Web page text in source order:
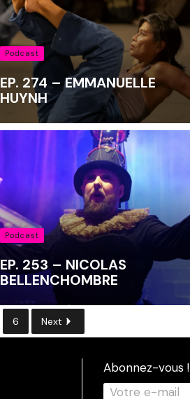
Podcast
EP. 274 – EMMANUELLE
HUYNH
Podcast
EP. 253 – NICOLAS
BELLENCHOMBRE
6 Next
Abonnez-vous !